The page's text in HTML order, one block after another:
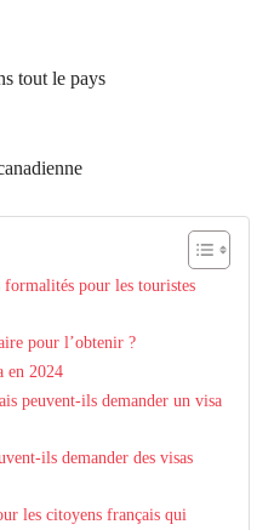
tout le pays
pour les touristes
pour l’obtenir ?
en 2024
peuvent-ils demander un visa
ils demander des visas
les citoyens français qui